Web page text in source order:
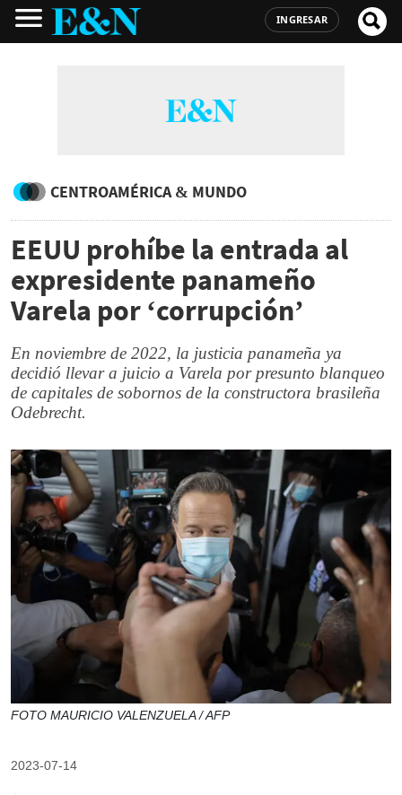
INGRESAR
CENTROAMÉRICA & MUNDO
EEUU prohíbe la entrada al
expresidente panameño
Varela por ‘corrupción’
En noviembre de 2022, la justicia panameña ya
decidió llevar a juicio a Varela por presunto blanqueo
de capitales de sobornos de la constructora brasileña
Odebrecht.
FOTO MAURICIO VALENZUELA / AFP
2023-07-14